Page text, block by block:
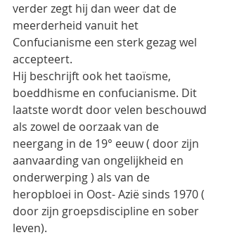
verder zegt hij dan weer dat de
meerderheid vanuit het
Confucianisme een sterk gezag wel
accepteert.
Hij beschrijft ook het taoïsme,
boeddhisme en confucianisme. Dit
laatste wordt door velen beschouwd
als zowel de oorzaak van de
neergang in de 19° eeuw ( door zijn
aanvaarding van ongelijkheid en
onderwerping ) als van de
heropbloei in Oost- Azië sinds 1970 (
door zijn groepsdiscipline en sober
leven).